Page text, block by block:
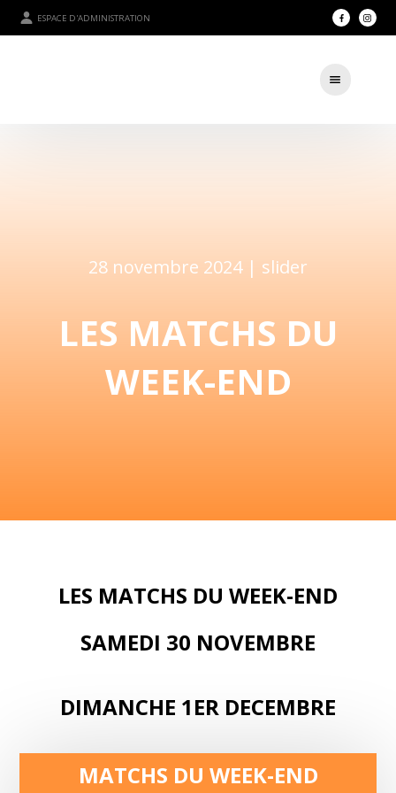
ESPACE D'ADMINISTRATION
28 novembre 2024 | slider
LES MATCHS DU
WEEK-END
LES MATCHS DU WEEK-END
SAMEDI 30 NOVEMBRE
DIMANCHE 1ER DECEMBRE
MATCHS DU WEEK-END